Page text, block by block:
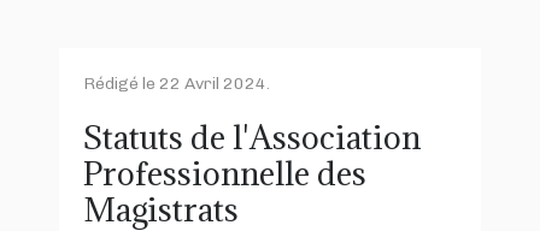
Rédigé le 22 Avril 2024.
Statuts de l'Association
Professionnelle des
Magistrats